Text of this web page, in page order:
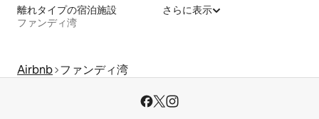
離れタイプの宿泊施設
ファンディ湾
さらに表示
Airbnb ファンディ湾